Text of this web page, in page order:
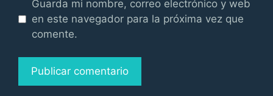
Guarda mi nombre, correo electrónico y web
en este navegador para la próxima vez que
comente.